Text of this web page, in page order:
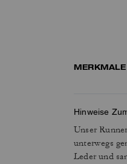
MERKMALE
Hinweise
Unser
unterwegs
Leder und